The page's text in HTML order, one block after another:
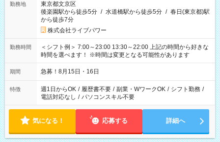
勤務地
東京都文京区
後楽園駅から徒歩5分 / 水道橋駅から徒歩5分 / 春日(東京都)駅
から徒歩7分
株式会社ライブパワー
勤務時間
＜シフト例＞ 7:00～23:00 13:30～22:00 上記の時間から好きな
時間を選べます！ ※時間は変更となる可能性があります
期間 急募！8月15日・16日
特徴 週1日からOK / 履歴書不要 / 副業・WワークOK / シフト勤務 /
電話対応なし / パソコンスキル不要
気になる！ 応募する 詳細へ